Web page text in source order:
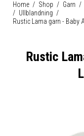
Home / Shop / Garn /
/ Ullblandning /
Rustic Lama garn - Baby
Rustic